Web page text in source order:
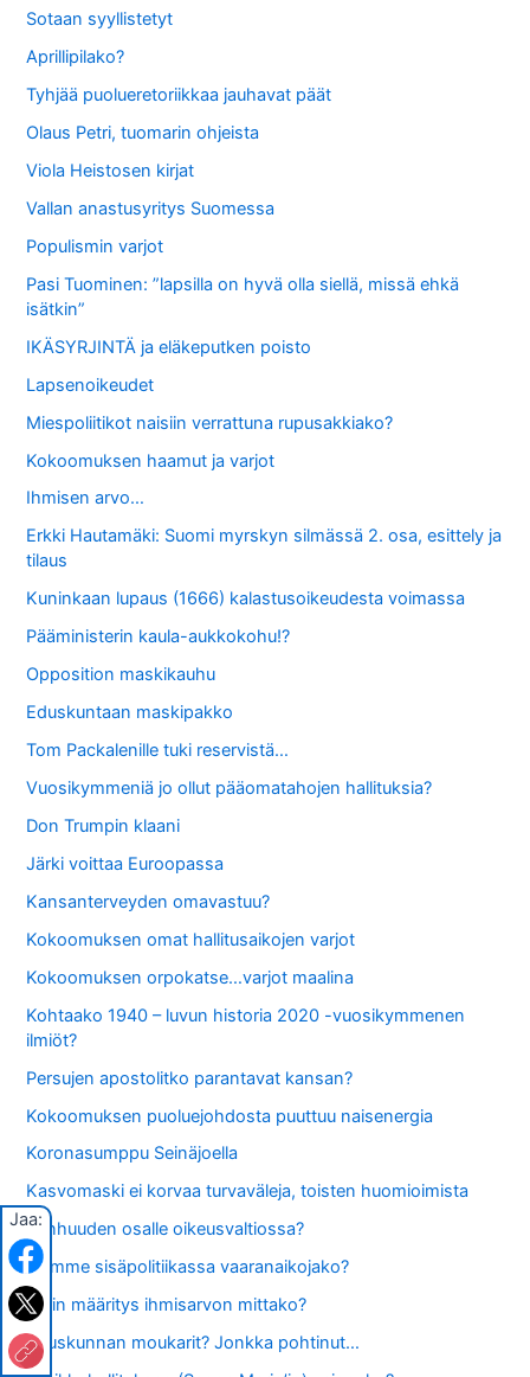
Sotaan syyllistetyt
Aprillipilako?
Tyhjää puolueretoriikkaa jauhavat päät
Olaus Petri, tuomarin ohjeista
Viola Heistosen kirjat
Vallan anastusyritys Suomessa
Populismin varjot
Pasi Tuominen: ”lapsilla on hyvä olla siellä, missä ehkä
isätkin”
IKÄSYRJINTÄ ja eläkeputken poisto
Lapsenoikeudet
Miespoliitikot naisiin verrattuna rupusakkiako?
Kokoomuksen haamut ja varjot
Ihmisen arvo…
Erkki Hautamäki: Suomi myrskyn silmässä 2. osa, esittely ja
tilaus
Kuninkaan lupaus (1666) kalastusoikeudesta voimassa
Pääministerin kaula-aukkokohu!?
Opposition maskikauhu
Eduskuntaan maskipakko
Tom Packalenille tuki reservistä…
Vuosikymmeniä jo ollut pääomatahojen hallituksia?
Don Trumpin klaani
Järki voittaa Euroopassa
Kansanterveyden omavastuu?
Kokoomuksen omat hallitusaikojen varjot
Kokoomuksen orpokatse…varjot maalina
Kohtaako 1940 – luvun historia 2020 -vuosikymmenen
ilmiöt?
Persujen apostolitko parantavat kansan?
Kokoomuksen puoluejohdosta puuttuu naisenergia
Koronasumppu Seinäjoella
Kasvomaski ei korvaa turvaväleja, toisten huomioimista
Vanhuuden osalle oikeusvaltiossa?
Elämme sisäpolitiikassa vaaranaikojako?
Värin määritys ihmisarvon mittako?
Eduskunnan moukarit? Jonkka pohtinut…
Jaa: